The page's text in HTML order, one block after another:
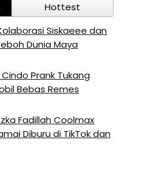
Hottest
Siskaeee dan
Dunia Maya
Prank Tukang
Bebas Remes
Fadillah Coolmax
Diburu di TikTok dan